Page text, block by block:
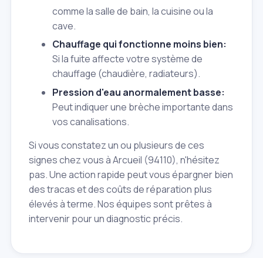
comme la salle de bain, la cuisine ou la
cave.
Chauffage qui fonctionne moins bien:
Si la fuite affecte votre système de
chauffage (chaudière, radiateurs).
Pression d'eau anormalement basse:
Peut indiquer une brèche importante dans
vos canalisations.
Si vous constatez un ou plusieurs de ces
signes chez vous à Arcueil (94110), n'hésitez
pas. Une action rapide peut vous épargner bien
des tracas et des coûts de réparation plus
élevés à terme. Nos équipes sont prêtes à
intervenir pour un diagnostic précis.